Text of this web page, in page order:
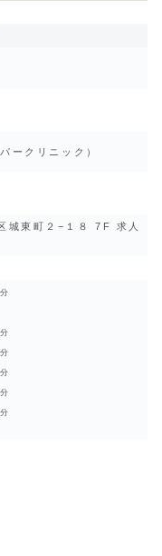
ークリニック）
城東町２−１８ 7F 求人